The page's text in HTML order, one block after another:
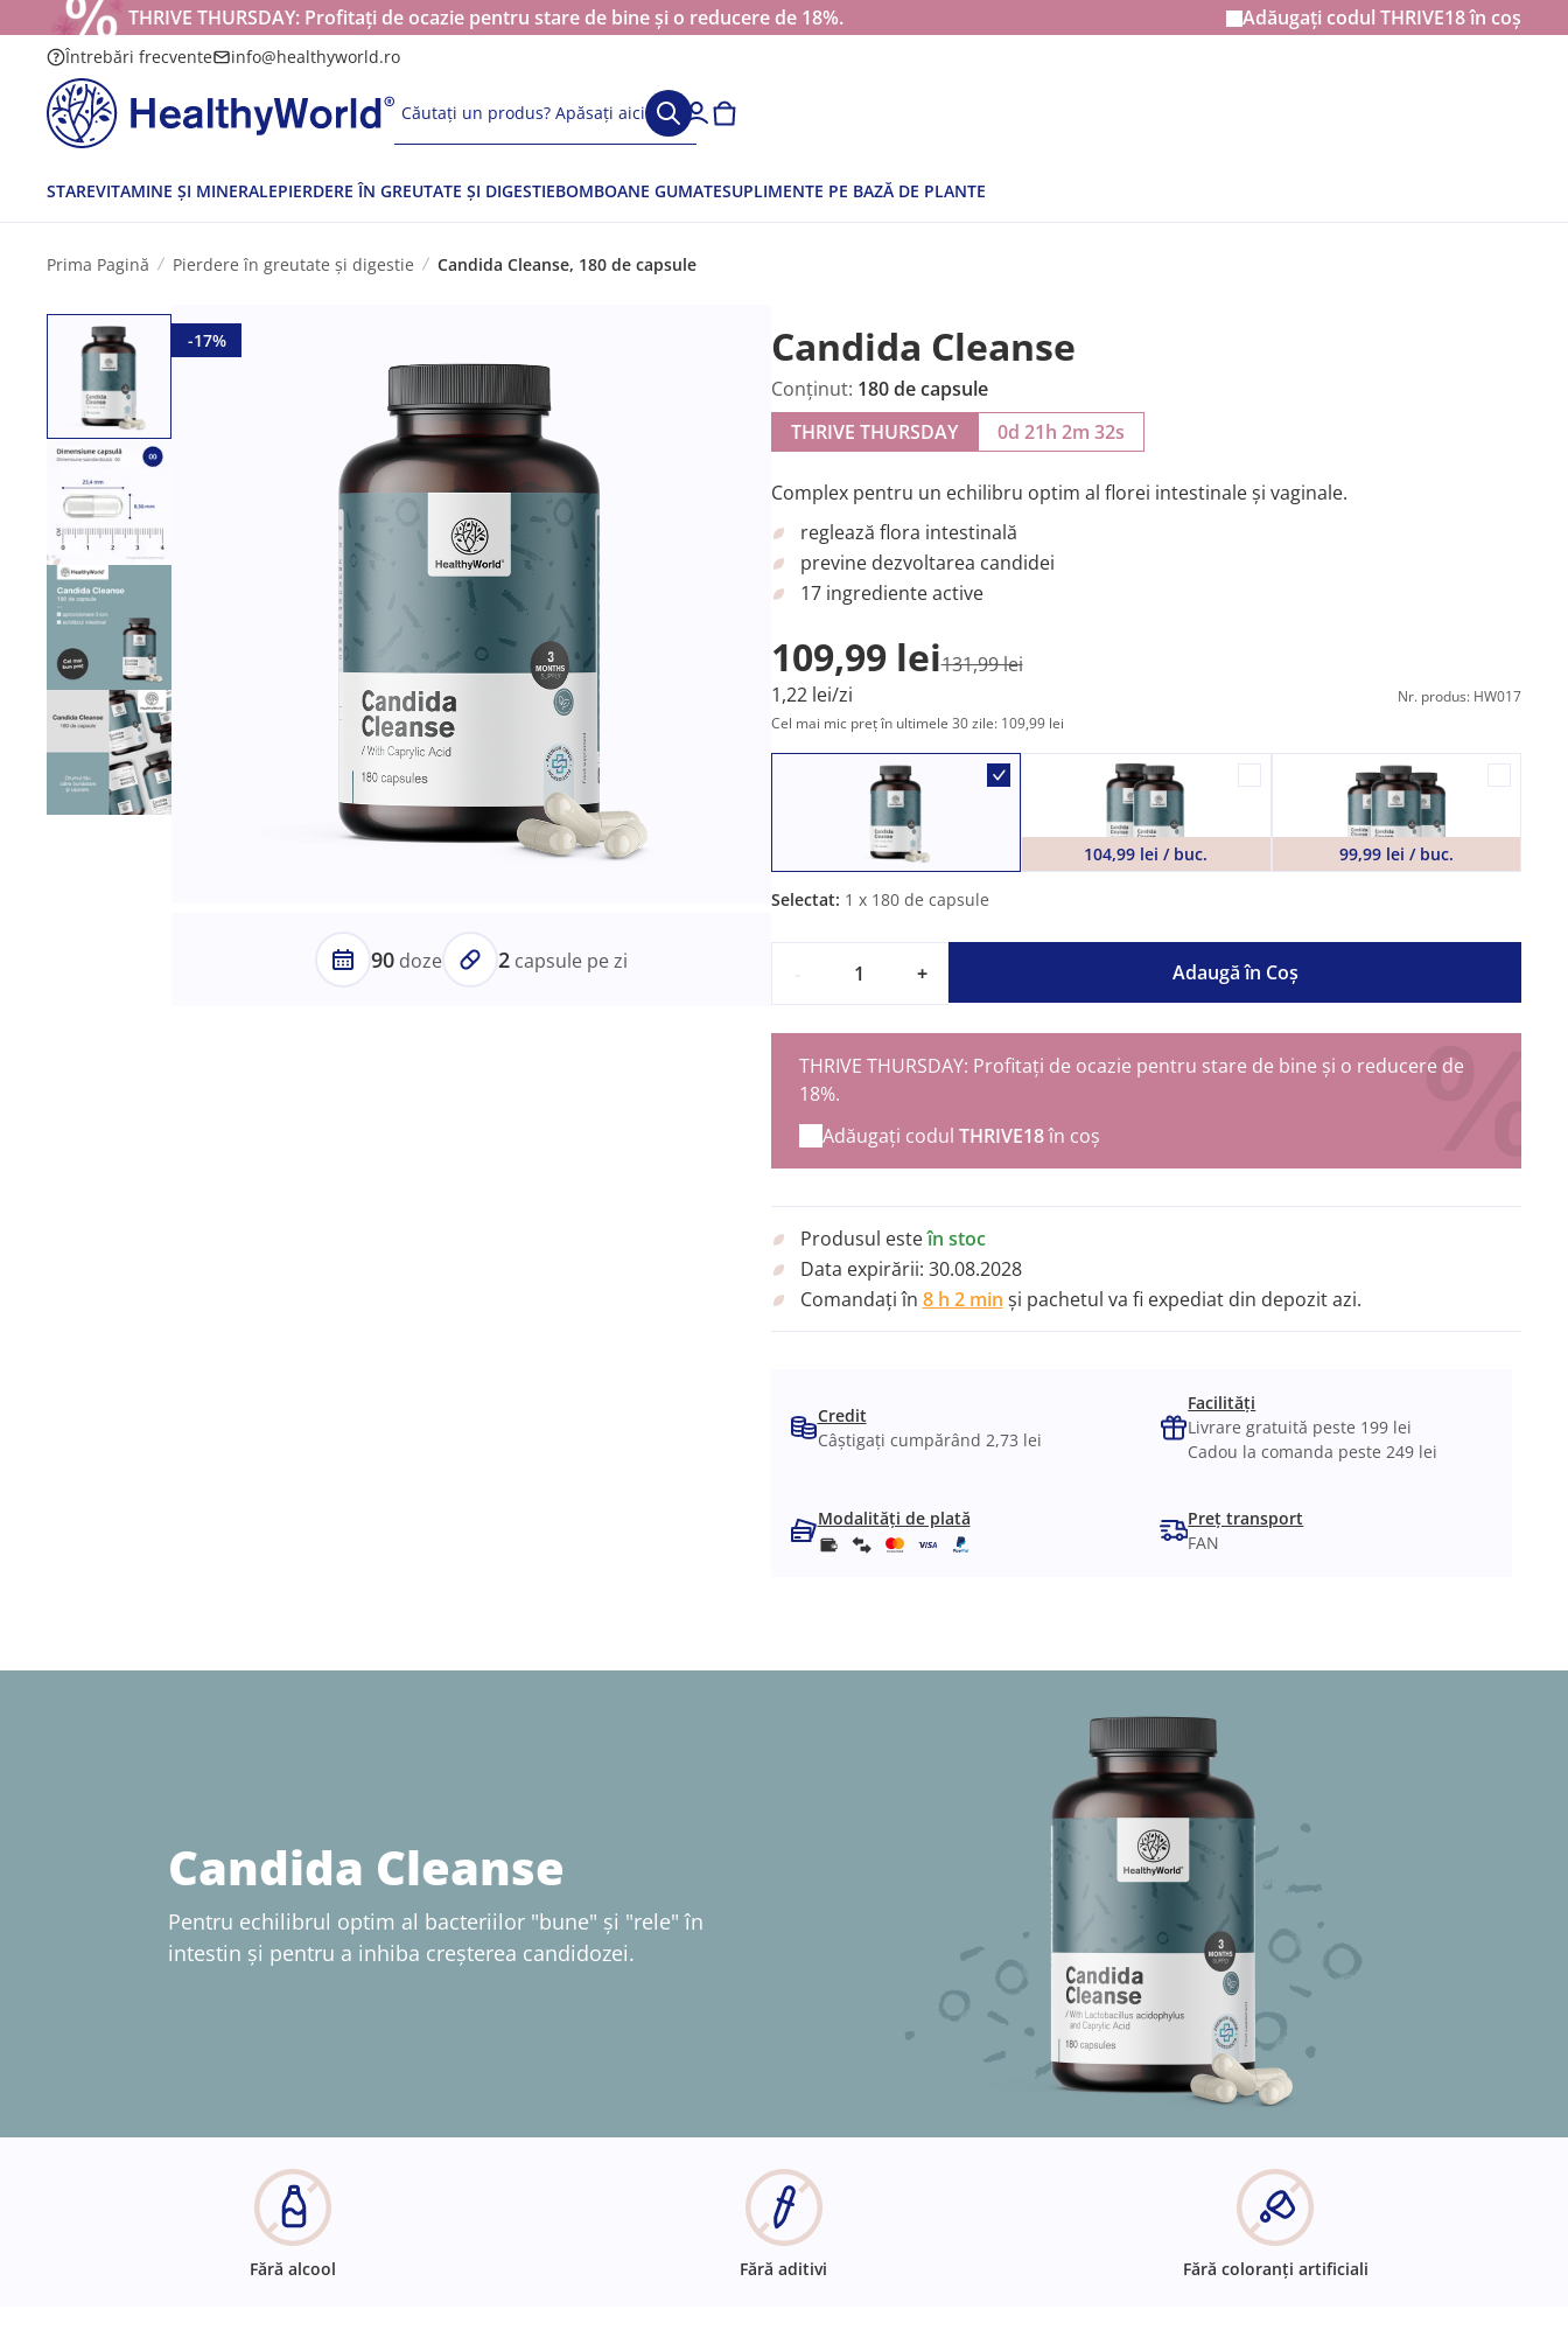
THRIVE THURSDAY: Profitați de ocazie pentru stare de bine și o reducere de 18%. Adăugați codul THRIVE18în coș
Întrebări frecvente info@healthyworld.ro
Căutați un produs? Apăsați aici
STAREVITAMINE ȘI MINERALEPIERDERE ÎN GREUTATE ȘI DIGESTIEBOMBOANE GUMATESUPLIMENTE PE BAZĂ DE PLANTE
Prima Pagină Pierdere în greutate și digestie Candida Cleanse, 180 de capsule
-17%
90doze 2capsule pe zi
Candida Cleanse
Conținut: 180 de capsule
THRIVE THURSDAY
0d 21h 2m 30s
Complex pentru un echilibru optim al florei intestinale și vaginale.
reglează flora intestinală
previne dezvoltarea candidei
17 ingrediente active
109,99 lei131,99 lei
1,22 lei/zi
Nr. produs: HW017
Cel mai mic preț în ultimele 30 zile: 109,99 lei
104,99 lei / buc. 99,99 lei / buc.
Selectat: 1 x 180 de capsule
+ Adaugă în Coş
THRIVE THURSDAY: Profitați de ocazie pentru stare de bine și o reducere de
18%.
Adăugați codul THRIVE18în coș
Produsul esteîn stoc
Data expirării: 30.08.2028
Comandați în 8 h 2 min și pachetul va fi expediat din depozit azi.
Credit
Câștigați cumpărând 2,73 lei
Facilități
Livrare gratuită peste 199 lei
Cadou la comanda peste 249 lei
Modalități de plată
Preț transport
FAN
Candida Cleanse
Pentru echilibrul optim al bacteriilor "bune" și "rele" în
intestin și pentru a inhiba creșterea candidozei.
Fără alcool Fără aditivi Fără coloranți artificiali